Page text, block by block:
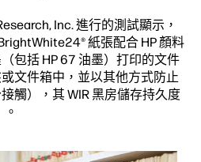
Inc. 進行的測試顯示，
紙張配合 HP 顏料
包括 HP 67 油墨）打印的文件
文件箱中，並以其他方式防止
觸），其 WIR 黑房儲存持久度